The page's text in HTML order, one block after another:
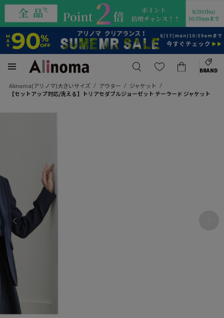
BRAND
Alinoma(アリノマ)大きいサイズ アウター
ジャケット
【セットアップ対応/洗える】トリアセダブルジョーゼット テーラード ジャケット